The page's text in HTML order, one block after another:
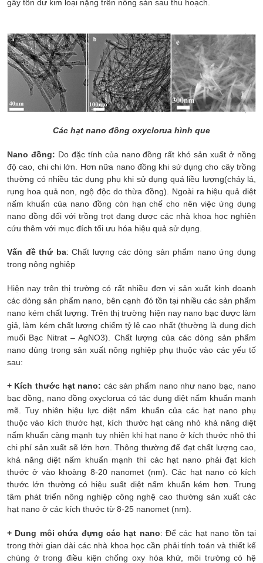
gây tồn dư kim loại nặng trên nông sản sau thu hoạch.
Các hạt nano đồng oxyclorua hình que
Nano đồng: Do đặc tính của nano đồng rất khó sản xuất ở nồng
độ cao, chi chi lớn. Hơn nữa nano đồng khi sử dụng cho cây trồng
thường có nhiều tác dụng phụ khi sử dụng quá liều lượng(cháy lá,
rụng hoa quả non, ngộ độc do thừa đồng). Ngoài ra hiệu quả diệt
nấm khuẩn của nano đồng còn hạn chế cho nên việc ứng dụng
nano đồng đối với trồng trọt đang được các nhà khoa học nghiên
cứu thêm với mục đích tối ưu hóa hiệu quả sử dụng.
Vấn đề thứ ba: Chất lượng các dòng sản phẩm nano ứng dụng
trong nông nghiệp
Hiện nay trên thị trường có rất nhiều đơn vị sản xuất kinh doanh
các dòng sản phẩm nano, bên cạnh đó tồn tại nhiều các sản phẩm
nano kém chất lượng. Trên thị trường hiện nay nano bạc được làm
giả, làm kém chất lượng chiếm tỷ lệ cao nhất (thường là dung dịch
muối Bạc Nitrat – AgNO3). Chất lượng của các dòng sản phẩm
nano dùng trong sản xuất nông nghiệp phụ thuộc vào các yếu tố
sau:
+ Kích thước hạt nano: các sản phẩm nano như nano bạc, nano
bạc đồng, nano đồng oxyclorua có tác dụng diệt nấm khuẩn mạnh
mẽ. Tuy nhiên hiệu lực diệt nấm khuẩn của các hạt nano phụ
thuộc vào kích thước hạt, kích thước hạt càng nhỏ khả năng diệt
nấm khuẩn càng mạnh tuy nhiên khi hạt nano ở kích thước nhỏ thì
chi phí sản xuất sẽ lớn hơn. Thông thường để đạt chất lượng cao,
khả năng diệt nấm khuẩn mạnh thì các hạt nano phải đạt kích
thước ở vào khoàng 8-20 nanomet (nm). Các hạt nano có kích
thước lớn thường có hiệu suất diệt nấm khuẩn kém hơn. Trung
tâm phát triển nông nghiệp công nghệ cao thường sản xuất các
hạt nano ở các kích thước từ 8-25 nanomet (nm).
+ Dung môi chứa đựng các hạt nano: Để các hạt nano tồn tại
trong thời gian dài các nhà khoa học cần phải tính toán và thiết kế
chúng ở trong điều kiện chống oxy hóa khử, môi trường có hệ